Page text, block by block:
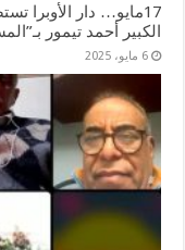
17مايو… دار الأوبرا
الكبير أحمد تيمور
6 مايو، 2025